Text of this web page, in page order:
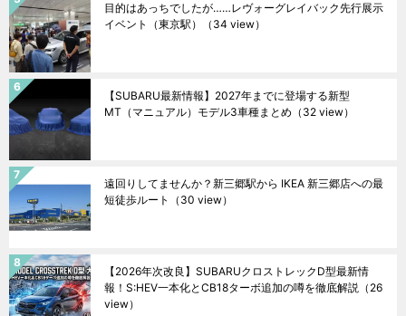
目的はあっちでしたが……レヴォーグレイバック先行展示
イベント（東京駅）
（34 view）
【SUBARU最新情報】2027年までに登場する新型
MT（マニュアル）モデル3車種まとめ （32 view）
遠回りしてませんか？新三郷駅から IKEA 新三郷店への最
短徒歩ルート
（30 view）
【2026年次改良】SUBARUクロストレックD型最新情
報！S:HEV一本化とCB18ターボ追加の噂を徹底解説 （26
view）